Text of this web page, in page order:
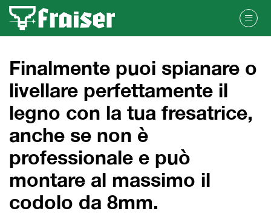
Finalmente puoi spianare o
livellare perfettamente il
legno con la tua fresatrice,
anche se non è
professionale e può
montare al massimo il
codolo da 8mm.